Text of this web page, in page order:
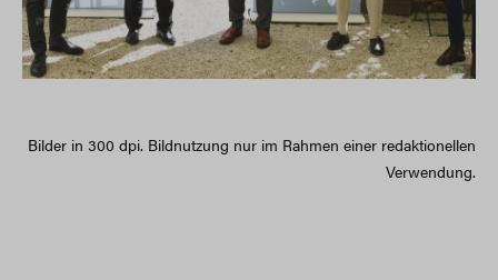
Bilder in 300 dpi. Bildnutzung nur im Rahmen einer redaktionellen
Verwendung.